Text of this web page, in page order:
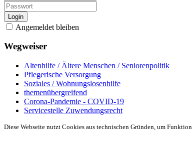
Login
Angemeldet bleiben
Wegweiser
Altenhilfe / Ältere Menschen / Seniorenpolitik
Pflegerische Versorgung
Soziales / Wohnungslosenhilfe
themenübergreifend
Corona-Pandemie - COVID-19
Servicestelle Zuwendungsrecht
Diese Webseite nutzt Cookies aus technischen Gründen, um